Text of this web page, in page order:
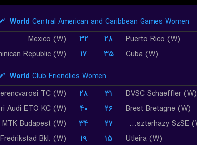
World Central American and Caribbean Games Women
Mexico (W)
۳۲ ۲۸ Puerto Rico (W)
Republic (W)
۱۷ ۳۵ Cuba (W)
World Club Friendlies Women
TC (W)
۲۸ ۳۱ DVSC Schaeffler (W)
Audi ETO KC (W)
۴۰ ۲۶ Brest Bretagne (W)
MTK Budapest (W)
۳۴ ۲۷ Eger-Eszterhazy SzSE (W)
Fredrikstad Bkl. (W)
۱۹ ۱۵ Utleira (W)